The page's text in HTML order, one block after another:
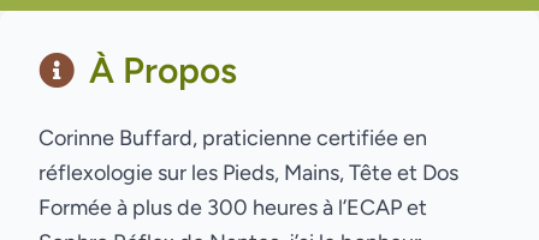
À Propos
Corinne Buffard, praticienne certifiée en
réflexologie sur les Pieds, Mains, Tête et Dos
Formée à plus de 300 heures à l’ECAP et